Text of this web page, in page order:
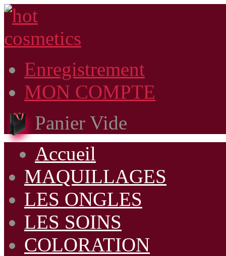
Enregistrement
MON COMPTE
Panier Vide
Accueil
MAQUILLAGES
LES ONGLES
LES SOINS
COLORATION